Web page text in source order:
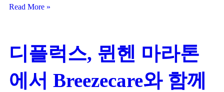
Read More »
디플럭스, 뮌헨 마라톤
에서 Breezecare와 함께